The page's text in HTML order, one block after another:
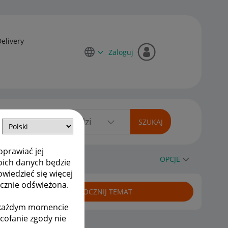
jej
danych będzie
się więcej
odświeżona.
momencie
zgody nie
Zaloguj
OPCJE
ROZPOCZNIJ TEMAT